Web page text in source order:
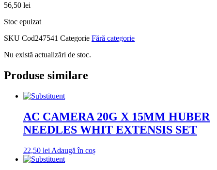
56,50 lei
Stoc epuizat
SKU Cod247541 Categorie Fără categorie
Nu există actualizări de stoc.
Produse similare
AC CAMERA 20G X 15MM HUBER
NEEDLES WHIT EXTENSIS SET
22,50 lei Adaugă în coș